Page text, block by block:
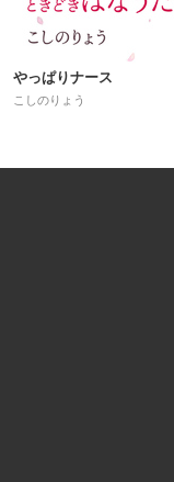
やっぱりナース
こしのりょう